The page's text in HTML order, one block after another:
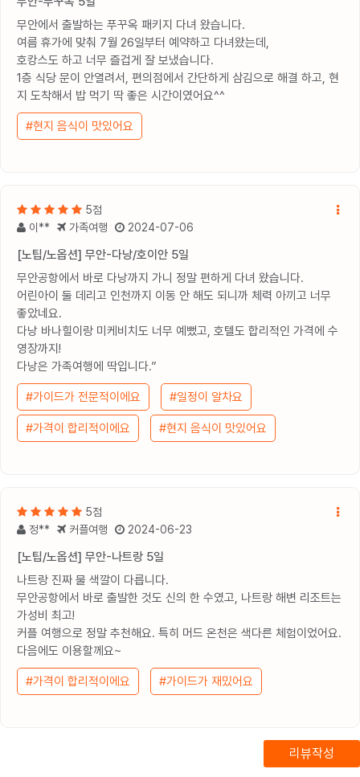
무안에서 출발하는 푸꾸옥 패키지 다녀 왔습니다.
여름 휴가에 맞춰 7월 26일부터 예약하고 다녀왔는데,
호캉스도 하고 너무 즐겁게 잘 보냈습니다.
1층 식당 문이 안열려서, 편의점에서 간단하게 삼김으로 해결 하고, 현
지 도착해서 밥 먹기 딱 좋은 시간이였어요^^
#현지 음식이 맛있어요
5점
이**
가족여행 2024-07-06
[노팁/노옵션] 무안-다낭/호이안 5일
무안공항에서 바로 다낭까지 가니 정말 편하게 다녀 왔습니다.
어린아이 둘 데리고 인천까지 이동 안 해도 되니까 체력 아끼고 너무
좋았네요.
다낭 바나힐이랑 미케비치도 너무 예뻤고, 호텔도 합리적인 가격에 수
영장까지!
다낭은 가족여행에 딱입니다.”
#가이드가 전문적이에요 #일정이 알차요
#가격이 합리적이에요 #현지 음식이 맛있어요
5점
정**
커플여행 2024-06-23
[노팁/노옵션] 무안-나트랑 5일
나트랑 진짜 물 색깔이 다릅니다.
무안공항에서 바로 출발한 것도 신의 한 수였고, 나트랑 해변 리조트는
가성비 최고!
커플 여행으로 정말 추천해요. 특히 머드 온천은 색다른 체험이었어요.
다음에도 이용할께요~
#가격이 합리적이에요 #가이드가 재밌어요
리뷰작성